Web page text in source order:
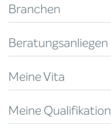
Branchen
Beratungsanliegen
Meine Vita
Meine Qualifikation